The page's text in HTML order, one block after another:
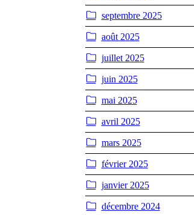
septembre 2025
août 2025
juillet 2025
juin 2025
mai 2025
avril 2025
mars 2025
février 2025
janvier 2025
décembre 2024